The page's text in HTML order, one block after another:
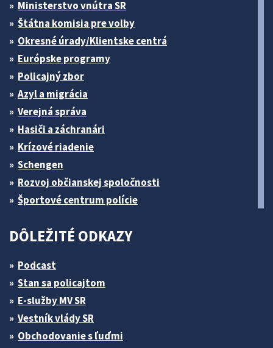
Ministerstvo vnútra SR
Štátna komisia pre volby
Okresné úrady/Klientske centrá
Európske programy
Policajný zbor
Azyl a migrácia
Verejná správa
Hasiči a záchranári
Krízové riadenie
Schengen
Rozvoj občianskej spoločnosti
Športové centrum polície
DÔLEŽITÉ ODKAZY
Podcast
Stan sa policajtom
E-služby MV SR
Vestník vlády SR
Obchodovanie s ľuďmi